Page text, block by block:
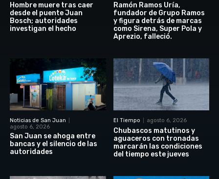
Hombre muere tras caer
desde el puente Juan
Bosch; autoridades
investigan el hecho
Ramón Ramos Uría,
fundador de Grupo Ramos
y figura detrás de marcas
como Sirena, Super Pola y
Aprezio, falleció.
Noticias de San Juan
agosto 6, 2026
San Juan se ahoga entre
bancas y el silencio de las
autoridades
El Tiempo agosto 6, 2026
Chubascos matutinos y
aguaceros con tronadas
marcarán las condiciones
del tiempo este jueves